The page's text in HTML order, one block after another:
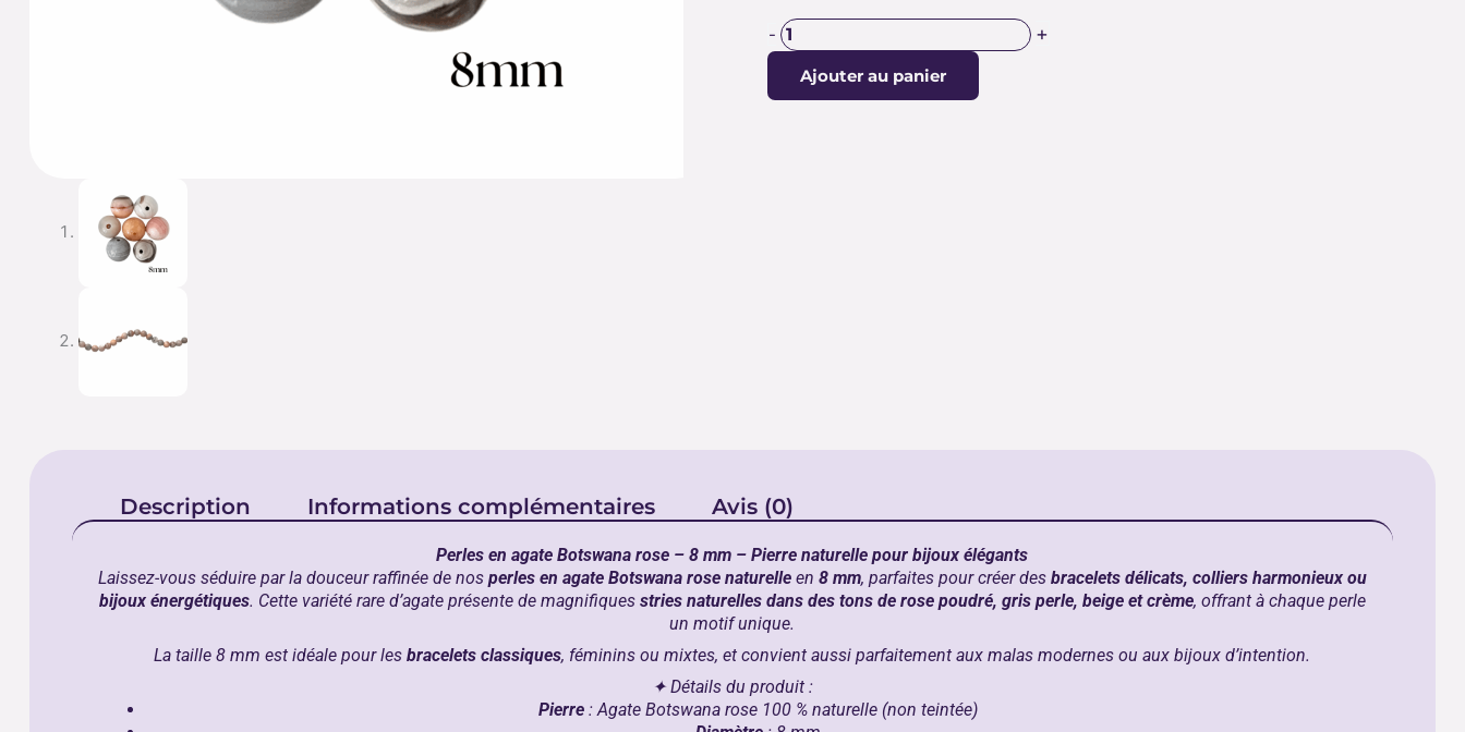
- +
Ajouter au panier
Description Informations complémentaires Avis (0)
Perles en agate Botswana rose – 8 mm – Pierre naturelle pour bijoux élégants
Laissez-vous séduire par la douceur raffinée de nos perles en agate Botswana rose naturelleen 8 mm, parfaites pour créer des bracelets délicats, colliers harmonieux ou
bijoux énergétiques. Cette variété rare d’agate présente de magnifiques stries naturelles dans des tons de rose poudré, gris perle, beige et crème, offrant à chaque perle
un motif unique.
La taille 8 mm est idéale pour lesbracelets classiques, féminins ou mixtes, et convient aussi parfaitement aux malas modernes ou aux bijoux d’intention.
✦ Détails du produit :
Pierre :Agate Botswana rose 100 % naturelle (non teintée)